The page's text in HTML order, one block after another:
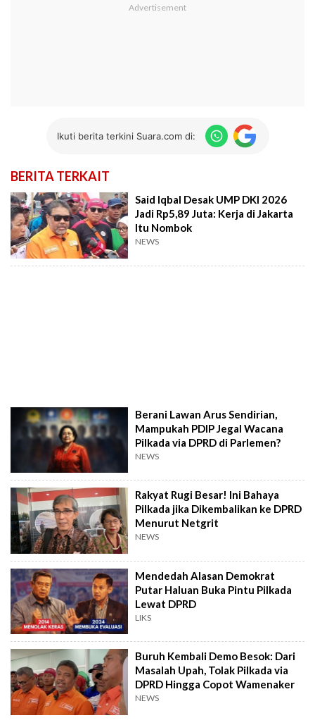
Ikuti berita terkini Suara.com di:
BERITA TERKAIT
Said Iqbal Desak UMP DKI 2026
Jadi Rp5,89 Juta: Kerja di Jakarta
Itu Nombok
NEWS
Berani Lawan Arus Sendirian,
Mampukah PDIP Jegal Wacana
Pilkada via DPRD di Parlemen?
NEWS
Rakyat Rugi Besar! Ini Bahaya
Pilkada jika Dikembalikan ke DPRD
Menurut Netgrit
NEWS
Mendedah Alasan Demokrat
Putar Haluan Buka Pintu Pilkada
Lewat DPRD
LIKS
Buruh Kembali Demo Besok: Dari
Masalah Upah, Tolak Pilkada via
DPRD Hingga Copot Wamenaker
NEWS